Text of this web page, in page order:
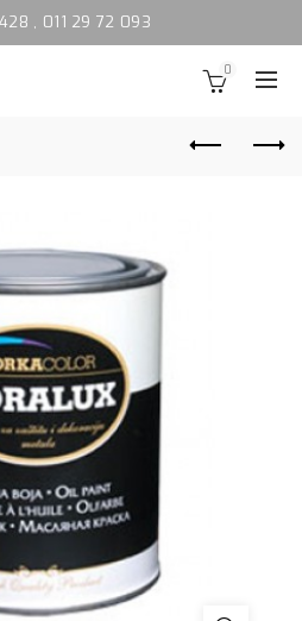
, 011 29 72 093
0